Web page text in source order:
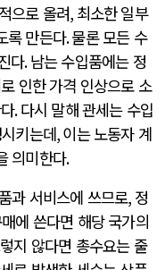
으로 올려, 최소한 일부
록 만든다.물론 모든 수
다.남는 수입품에는 정
인한 가격 인상으로 소
.다시 말해 관세는 수입
키는데,이는 노동자 계
의미한다.
과 서비스에 쓰므로, 정
에 쓴다면 해당 국가의
지 않다면 총수요는 줄